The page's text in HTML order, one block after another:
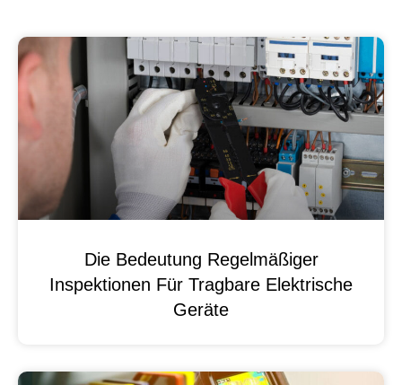
Die Bedeutung Regelmäßiger
Inspektionen Für Tragbare Elektrische
Geräte